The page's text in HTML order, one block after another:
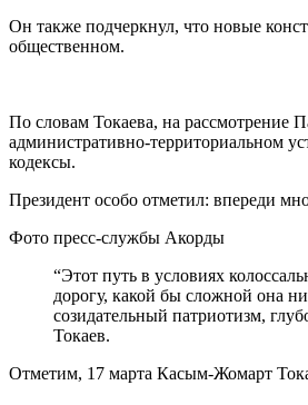
Он также подчеркнул, что новые
общественном.
По словам Токаева, на рассмотрение
административно-территориальном
кодексы.
Президент особо отметил: впереди
Фото пресс-службы Акорды
“Этот путь в условиях
дорогу, какой бы сложной она
созидательный патриотизм,
Токаев.
Отметим, 17 марта Касым-Жомарт